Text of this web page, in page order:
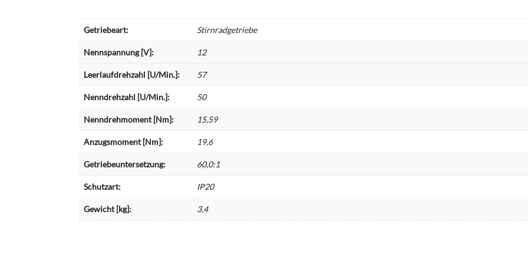
Getriebeart: Stirnradgetriebe
Nennspannung [V]: 12
Leerlaufdrehzahl [U/Min.]: 57
Nenndrehzahl [U/Min.]: 50
Nenndrehmoment [Nm]: 15,59
Anzugsmoment [Nm]: 19,6
Getriebeuntersetzung: 60,0:1
Schutzart: IP20
Gewicht [kg]: 3,4